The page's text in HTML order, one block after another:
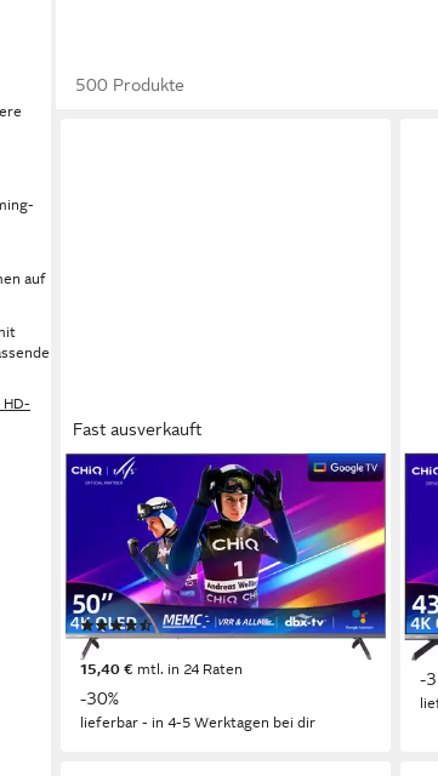
auf
HD-
500 Produkte
Fast ausverkauft
CHIQ
U50QST QLED-Fernseher
127 cm/50 Zoll
Diagonale
QLED
Bildschirmtechnologie
4K Ultra HD Auflösung
Produktdatenblatt
(2)
ab 309,99 €
15,40 € mtl. in 24 Raten
-30%
lieferbar - in 4-5 Werktagen bei dir
-